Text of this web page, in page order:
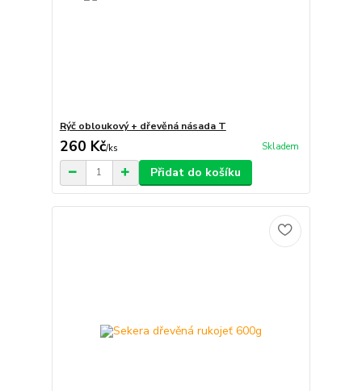
Rýč obloukový + dřevěná násada T
260 Kč/ks Skladem
Přidat do košíku